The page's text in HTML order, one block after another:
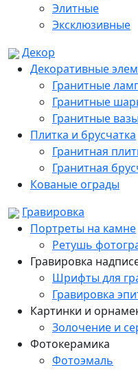
Элитные
Эксклюзивные
Декор
Декоративные
Гранитные
Гранитные
Гранитные вазы
Плитка и брусчатка
Гранитная
Гранитная
Кованые ограды
Гравировка
Портреты на камне
Ретушь
Гравировка
Шрифты для
Гравировка
Картинки и
Золочение и
Фотокерамика
Фотоэмаль